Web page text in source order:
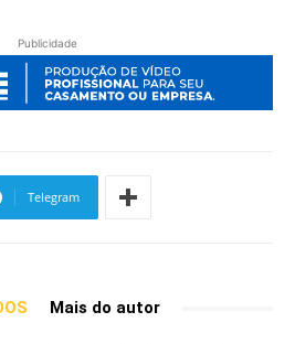
Publicidade
Telegram
Mais do autor